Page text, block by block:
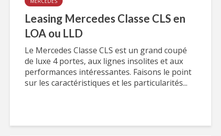
Leasing Mercedes Classe CLS en
LOA ou LLD
Le Mercedes Classe CLS est un grand coupé
de luxe 4 portes, aux lignes insolites et aux
performances intéressantes. Faisons le point
sur les caractéristiques et les particularités...